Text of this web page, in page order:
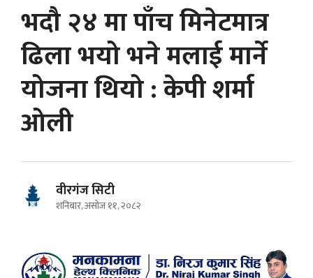
भदौ २४ मा पाँच मिनेटमात्र
ढिला भयो भने मलाई मार्ने
योजना थियो : केपी शर्मा
ओली
वीरगंज सिटी
शनिबार, असोज ११, २०८२